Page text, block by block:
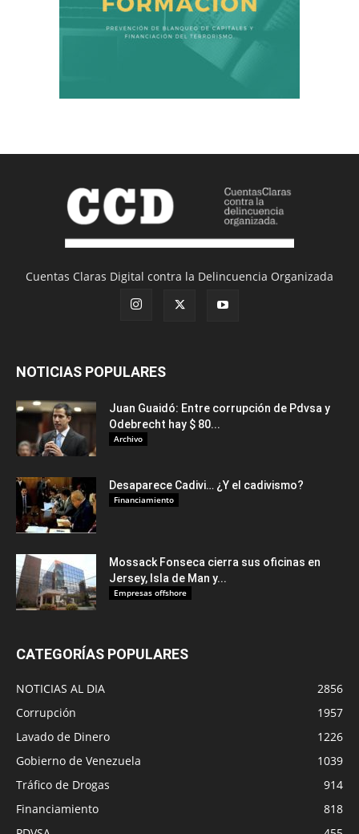
Cuentas Claras Digital contra la Delincuencia Organizada
NOTICIAS POPULARES
Juan Guaidó: Entre corrupción de Pdvsa y
Odebrecht hay $ 80...
Archivo
Desaparece Cadivi… ¿Y el cadivismo?
Financiamiento
Mossack Fonseca cierra sus oficinas en
Jersey, Isla de Man y...
Empresas offshore
CATEGORÍAS POPULARES
NOTICIAS AL DIA
2856
Corrupción
1957
Lavado de Dinero
1226
Gobierno de Venezuela
1039
Tráfico de Drogas
914
Financiamiento
818